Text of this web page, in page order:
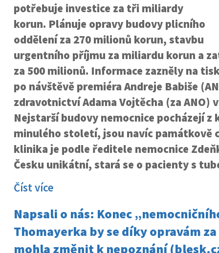
potřebuje investice za tři miliardy
korun. Plánuje opravy budovy plicního
oddělení za 270 milionů korun, stavbu
urgentního příjmu za miliardu korun a
za 500 milionů. Informace zazněly na
po návštěvě premiéra Andreje Babiše
zdravotnictví Adama Vojtěcha (za ANO)
Nejstarší budovy nemocnice pocházejí z
minulého století, jsou navíc památkově
klinika je podle ředitele nemocnice
Česku unikátní, stará se o pacienty s
Číst více
Napsali o nás: Konec
Thomayerka by se díky opravám
mohla změnit k nepoznání